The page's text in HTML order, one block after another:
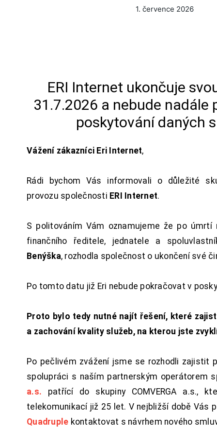
1. července 2026
ERI Internet ukončuje
31.7.2026 a nebude nadále
poskytování daných
Vážení zákazníci Eri Internet,
Rádi bychom Vás informovali o důležité
provozu společnosti ERI Internet.
S politováním Vám oznamujeme že po úmrtí
finančního ředitele, jednatele a
Benýška, rozhodla společnost o ukončení své
Po tomto datu již Eri nebude pokračovat v
Proto bylo tedy nutné najít řešení, které
a zachování kvality služeb, na kterou jste
Po pečlivém zvážení jsme se rozhodli zajistit
spolupráci s naším partnerským operátorem
a.s. patřící do skupiny COMVERGA a.s.,
telekomunikací již 25 let. V nejbližší době Vás
Quadruple kontaktovat s návrhem nového